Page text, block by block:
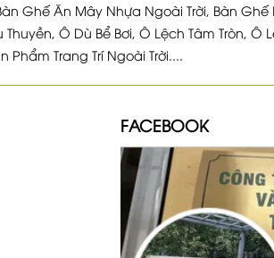
Ghế Ăn Mây Nhựa Ngoài Trời, Bàn Ghế
Thuyền, Ô Dù Bể Bơi, Ô Lệch Tâm Tròn, Ô
Phẩm Trang Trí Ngoài Trời....
FACEBOOK